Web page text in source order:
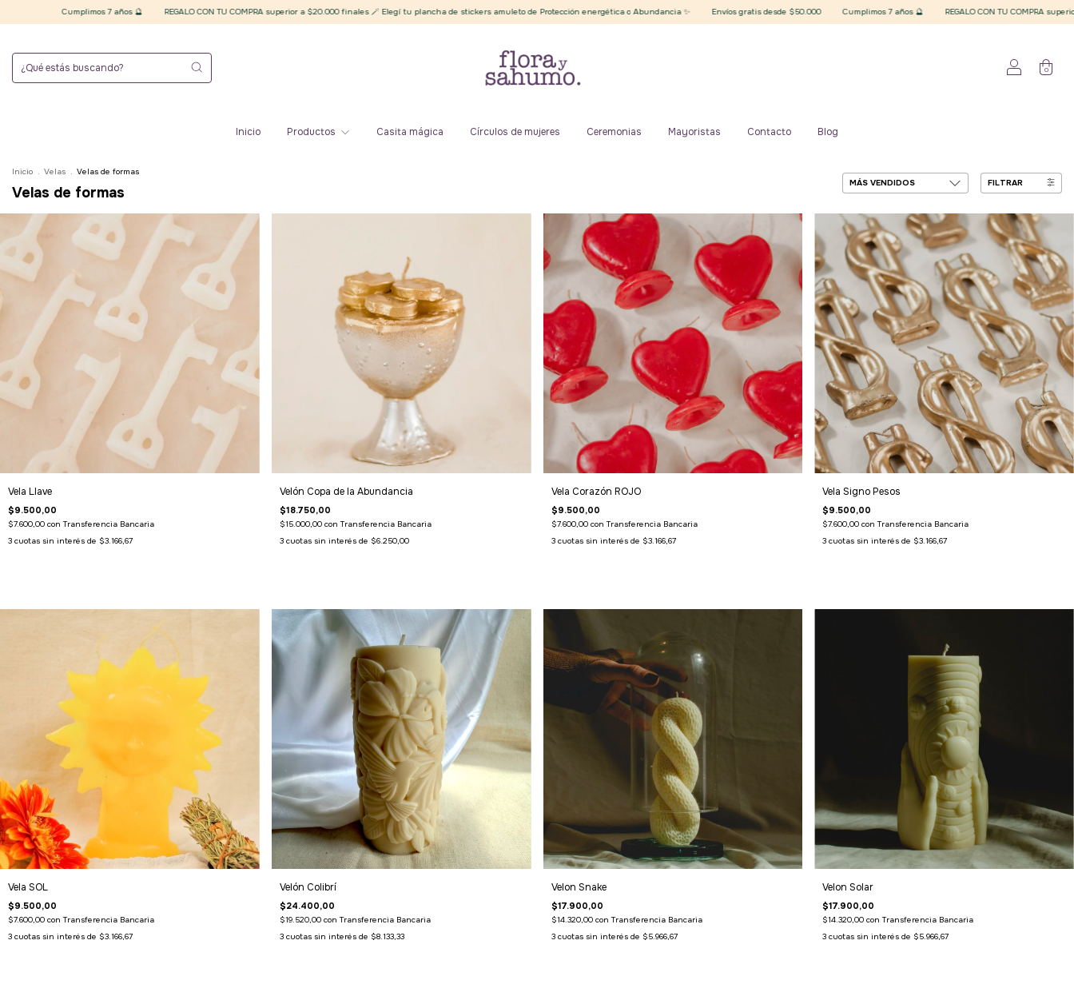
REGALO CON TU COMPRA superior a $20.000 finales 🪄 Elegí tu plancha de stickers amuleto de Protección energética o Abundancia ✨ Envíos gratis desde $50.000 Cumplimos 7 años 🔮 REGALO CON TU COMPRA superior a $20.000 finales 🪄 Elegí tu
0
Inicio Productos Casita mágica Círculos de mujeres Ceremonias Mayoristas Contacto Blog
Inicio . Velas . Velas de formas
Velas de formas
FILTRAR
Vela Llave
$9.500,00
$7.600,00 con Transferencia Bancaria
3 cuotas sin interés de $3.166,67
Velón Copa de la Abundancia
$18.750,00
$15.000,00 con Transferencia Bancaria
3 cuotas sin interés de $6.250,00
Vela Corazón ROJO
$9.500,00
$7.600,00 con Transferencia Bancaria
3 cuotas sin interés de $3.166,67
Vela Signo Pesos
$9.500,00
$7.600,00con Transferencia Bancaria
3 cuotas sin interés de $3.166,67
Vela SOL
$9.500,00
$7.600,00 con Transferencia Bancaria
3 cuotas sin interés de $3.166,67
Velón Colibrí
$24.400,00
$19.520,00 con Transferencia Bancaria
3 cuotas sin interés de $8.133,33
Velon Snake
$17.900,00
$14.320,00 con Transferencia Bancaria
3 cuotas sin interés de $5.966,67
Velon Solar
$17.900,00
$14.320,00con Transferencia Bancaria
3 cuotas sin interés de $5.966,67